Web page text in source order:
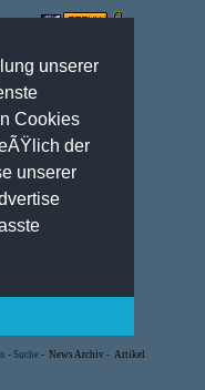
unserer
Cookies
der
unserer
- Suche - News Archiv - Artikel